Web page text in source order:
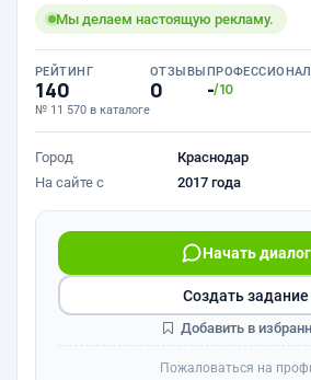
Мы делаем настоящую рекламу.
РЕЙТИНГ
140
№ 11 570 в каталоге
ОТЗЫВЫ
0 -/10
Город
Краснодар
На сайте с
2017 года
Начать диалог
Создать задание
Добавить в
Пожаловаться на